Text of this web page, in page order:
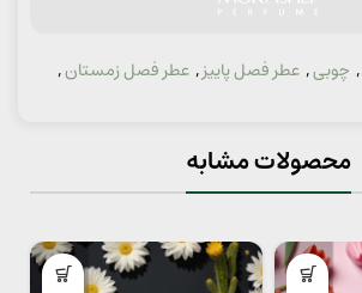
, چوبی, عطر فصل پاییز, عطر فصل زمستان,
محصولات مشابه